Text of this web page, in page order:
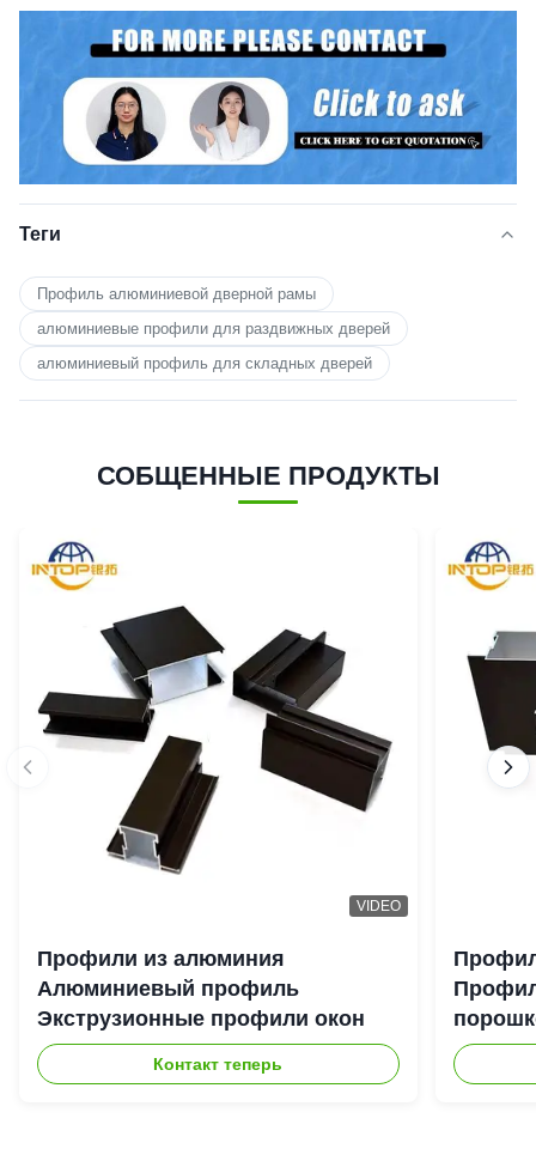
Теги
Профиль алюминиевой дверной рамы
алюминиевые профили для раздвижных дверей
алюминиевый профиль для складных дверей
СОБЩЕННЫЕ ПРОДУКТЫ
VIDEO
Профили из алюминия
Алюминиевый профиль
Экструзионные профили окон
Контакт теперь
для